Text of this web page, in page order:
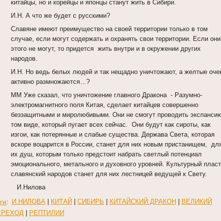
китайцы, но и корейцы и японцы станут жить в Сибири.
И.Н. А что же будет с русскими?
Славяне имеют преимущество на своей территории только в том
случае, если могут содержать и охранять свои территории. Если они
этого не могут, то придется жить внутри и в окружении других
народов.
И.Н. Но ведь белых людей и так нещадно уничтожают, а желтые
активно размножаются…?
ММ Уже сказал, что уничтожение главного Дракона - Разумно-
электромагнитного поля Китая, сделает китайцев совершенно
беззащитными и миролюбивыми. Они не смогут проводить
том виде, который пугает всех сейчас. Они будут как сироты, как
изгои, как потерянные и слабые существа. Держава Света, которая
вскоре воцарится в России, станет для них новым пристанищем,
их душ, которым только предстоит набрать светлый потенциал
эмоционального, метального и духовного уровней. Культурный пласт
славянский народов станет для них лестницей ведущей к Свету.
И.Нилова
: И.НИЛОВА КИТАЙ СИБИРЬ КИТАЙСКИЙ ДРАКОН
ВЕЛИКИЙ
РЕПТИЛИИ